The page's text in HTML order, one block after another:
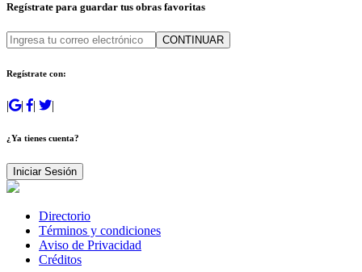
Regístrate para guardar tus obras favoritas
CONTINUAR
Regístrate con:
| | | |
¿Ya tienes cuenta?
Iniciar Sesión
Directorio
Términos y condiciones
Aviso de Privacidad
Créditos